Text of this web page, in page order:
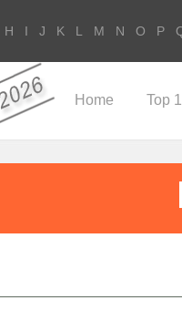
H I J K L M N O P
Home Top